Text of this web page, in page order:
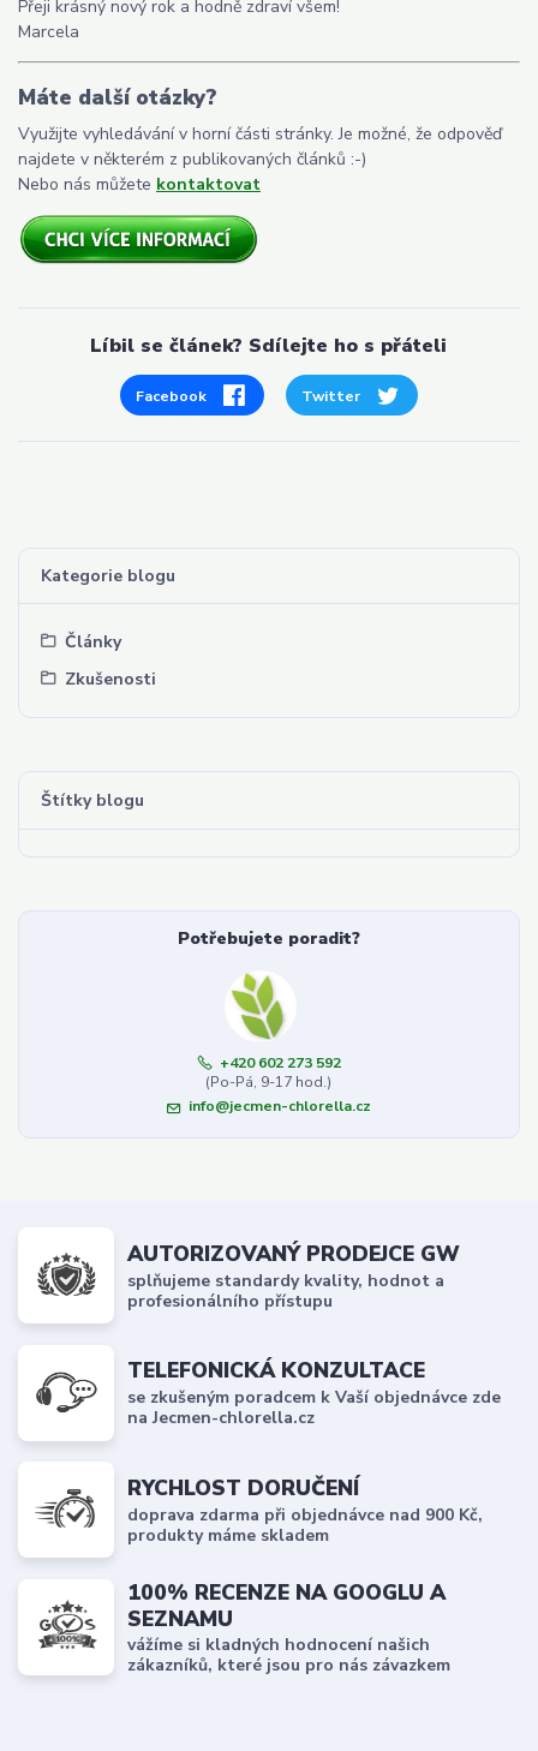
Kategorie blogu
Články
Zkušenosti
Štítky blogu
Potřebujete poradit?
+420 602 273 592
(Po-Pá, 9-17 hod.)
info@jecmen-chlorella.cz
Přeji krásný nový rok a hodně zdraví všem!
Marcela
Máte další otázky?
Využijte vyhledávání v horní části stránky. Je možné, že odpověď
najdete v některém z publikovaných článků :-)
Nebo nás můžete kontaktovat
Líbil se článek? Sdílejte ho s přáteli
Facebook Twitter
AUTORIZOVANÝ PRODEJCE GW
splňujeme standardy kvality, hodnot a
profesionálního přístupu
TELEFONICKÁ KONZULTACE
se zkušeným poradcem k Vaší objednávce zde
na Jecmen-chlorella.cz
RYCHLOST DORUČENÍ
doprava zdarma při objednávce nad 900 Kč,
produkty máme skladem
100% RECENZE NA GOOGLU A
SEZNAMU
vážíme si kladných hodnocení našich
zákazníků, které jsou pro nás závazkem